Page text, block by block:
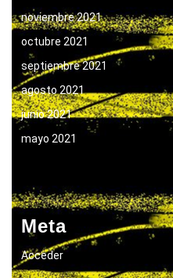
noviembre 2021
octubre 2021
septiembre 2021
agosto 2021
junio 2021
mayo 2021
Meta
Acceder